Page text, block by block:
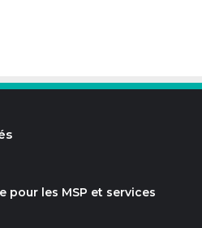
pour les MSP et services